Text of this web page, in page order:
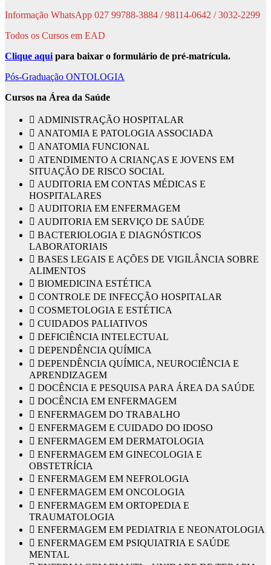
Informação WhatsApp 027 99788-3884 / 98114-0642 / 3032-2299
Todos os Cursos em EAD
Clique aqui para baixar o formulário de pré-matrícula.
Pós-Graduação ONTOLOGIA
Cursos na Área da Saúde
 ADMINISTRAÇÃO HOSPITALAR
 ANATOMIA E PATOLOGIA ASSOCIADA
 ANATOMIA FUNCIONAL
 ATENDIMENTO A CRIANÇAS E JOVENS EM
SITUAÇÃO DE RISCO SOCIAL
 AUDITORIA EM CONTAS MÉDICAS E
HOSPITALARES
 AUDITORIA EM ENFERMAGEM
 AUDITORIA EM SERVIÇO DE SAÚDE
 BACTERIOLOGIA E DIAGNÓSTICOS
LABORATORIAIS
 BASES LEGAIS E AÇÕES DE VIGILÂNCIA SOBRE
ALIMENTOS
 BIOMEDICINA ESTÉTICA
 CONTROLE DE INFECÇÃO HOSPITALAR
 COSMETOLOGIA E ESTÉTICA
 CUIDADOS PALIATIVOS
 DEFICIÊNCIA INTELECTUAL
 DEPENDÊNCIA QUÍMICA
 DEPENDÊNCIA QUÍMICA, NEUROCIÊNCIA E
APRENDIZAGEM
 DOCÊNCIA E PESQUISA PARA ÁREA DA SAÚDE
 DOCÊNCIA EM ENFERMAGEM
 ENFERMAGEM DO TRABALHO
 ENFERMAGEM E CUIDADO DO IDOSO
 ENFERMAGEM EM DERMATOLOGIA
 ENFERMAGEM EM GINECOLOGIA E
OBSTETRÍCIA
 ENFERMAGEM EM NEFROLOGIA
 ENFERMAGEM EM ONCOLOGIA
 ENFERMAGEM EM ORTOPEDIA E
TRAUMATOLOGIA
 ENFERMAGEM EM PEDIATRIA E NEONATOLOGIA
 ENFERMAGEM EM PSIQUIATRIA E SAÚDE
MENTAL